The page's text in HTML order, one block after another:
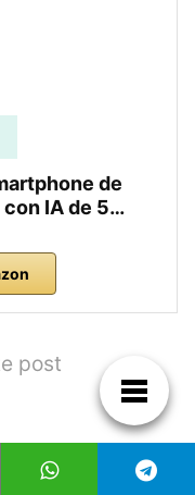
de
con IA de 5…
post